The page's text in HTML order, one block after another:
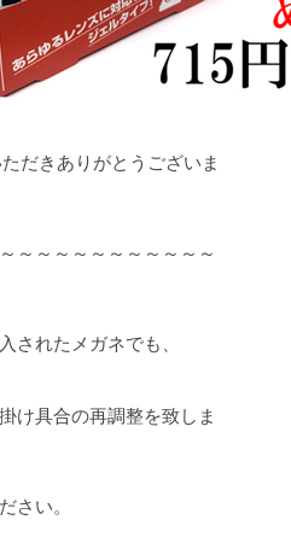
だきありがとうございま
～～～～～～～～～～～
されたメガネでも、
け具合の再調整を致しま
さい。